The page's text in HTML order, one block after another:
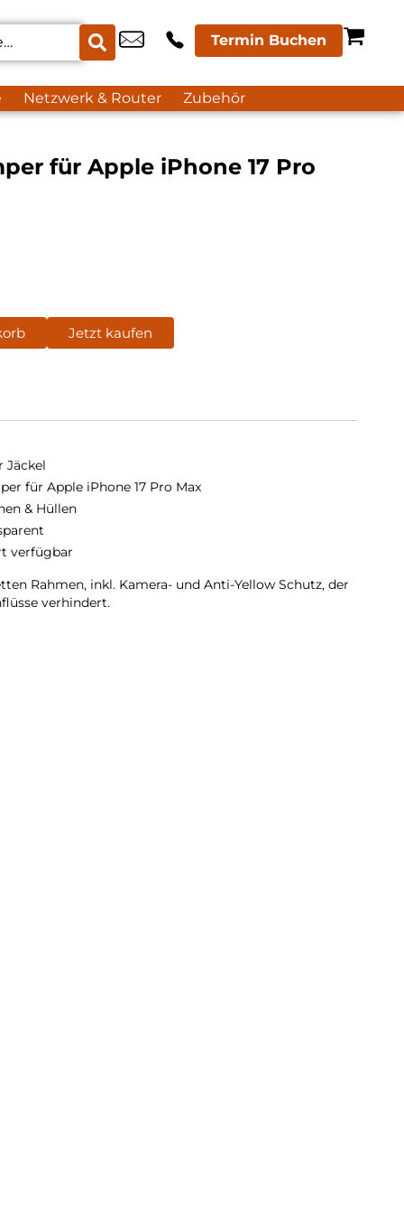
Termin Buchen
Netzwerk & Router Zubehör
für Apple iPhone 17 Pro
Jetzt kaufen
Jäckel
für Apple iPhone 17 Pro Max
& Hüllen
verfügbar
Rahmen, inkl. Kamera- und Anti-Yellow Schutz, der
verhindert.